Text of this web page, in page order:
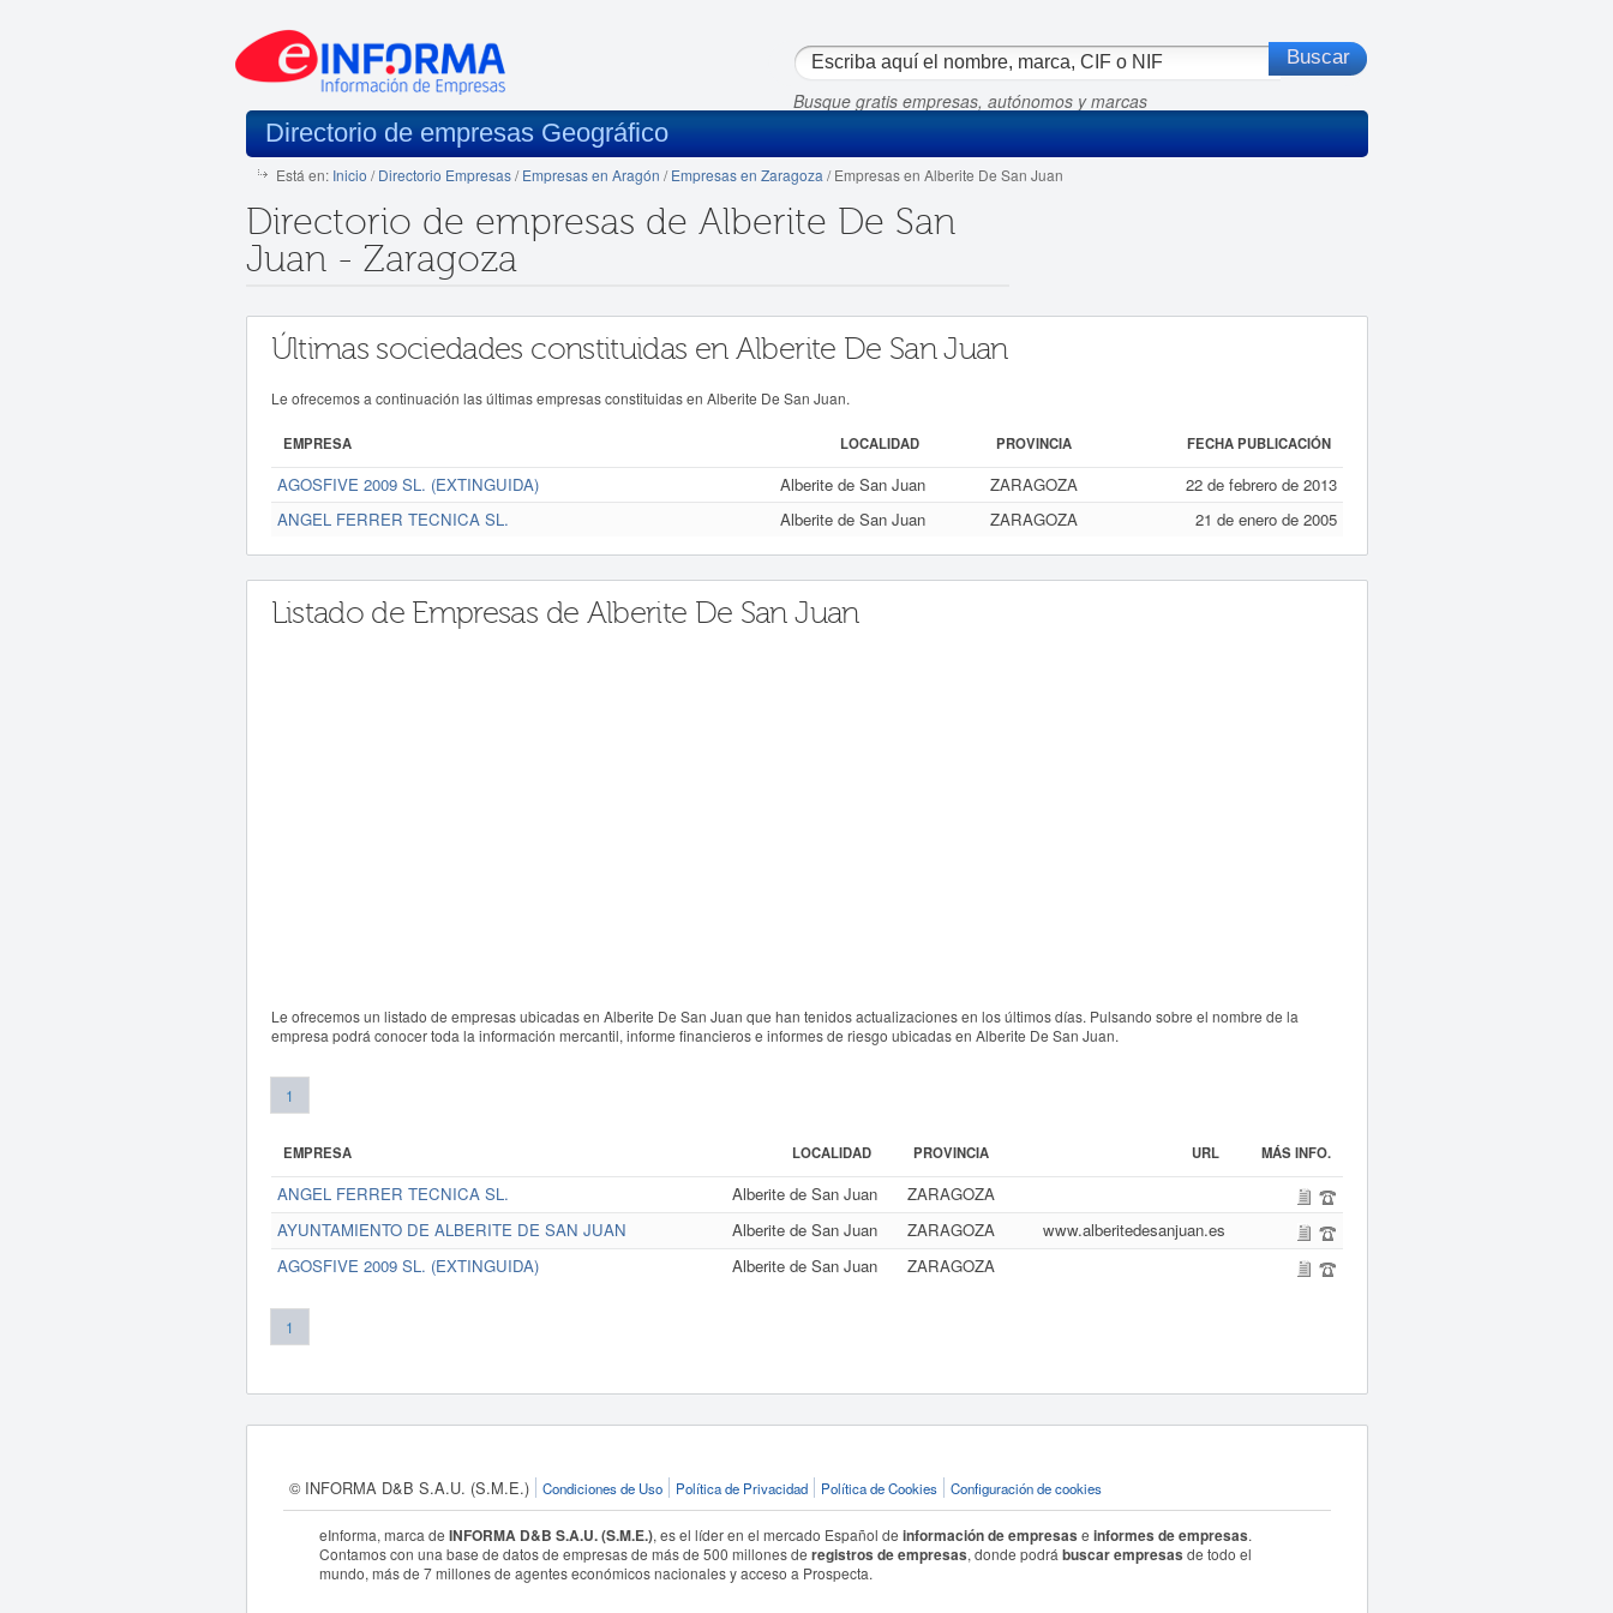
Busque gratis empresas, autónomos y marcas
Directorio de empresas Geográfico
Está en: Inicio /Directorio Empresas/Empresas en Aragón /Empresas en Zaragoza / Empresas en Alberite De San Juan
Directorio de empresas de Alberite De San
Juan - Zaragoza
Últimas sociedades constituidas en Alberite De San Juan
Le ofrecemos a continuación las últimas empresas constituidas en Alberite De San Juan.
EMPRESA LOCALIDAD PROVINCIA FECHA PUBLICACIÓN
AGOSFIVE 2009 SL. (EXTINGUIDA) Alberite de San Juan ZARAGOZA
22 de febrero de 2013
ANGEL FERRER TECNICA SL.
Alberite de San Juan ZARAGOZA 21 de enero de 2005
Listado de Empresas de Alberite De San Juan
Le ofrecemos un listado de empresas ubicadas en Alberite De San Juan que han tenidos actualizaciones en los últimos días. Pulsando sobre el nombre de la
empresa podrá conocer toda la información mercantil, informe financieros e informes de riesgo ubicadas en Alberite De San Juan.
1
EMPRESA LOCALIDAD PROVINCIA URL MÁS INFO.
ANGEL FERRER TECNICA SL. Alberite de San Juan
ZARAGOZA
AYUNTAMIENTO DE ALBERITE DE SAN JUAN
Alberite de San Juan ZARAGOZA
www.alberitedesanjuan.es
AGOSFIVE 2009 SL. (EXTINGUIDA)
Alberite de San Juan ZARAGOZA
1
© INFORMA D&B S.A.U. (S.M.E.) Condiciones de Uso Política de Privacidad Política de Cookies Configuración de cookies
eInforma, marca de INFORMA D&B S.A.U. (S.M.E.), es el líder en el mercado Español de información de empresas e informes de empresas.
Contamos con una base de datos de empresas de más de 500 millones de registros de empresas, donde podrá buscar empresas de todo el
mundo, más de 7 millones de agentes económicos nacionales y acceso a Prospecta.